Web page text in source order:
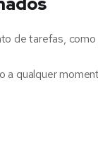
de tarefas,
qualquer